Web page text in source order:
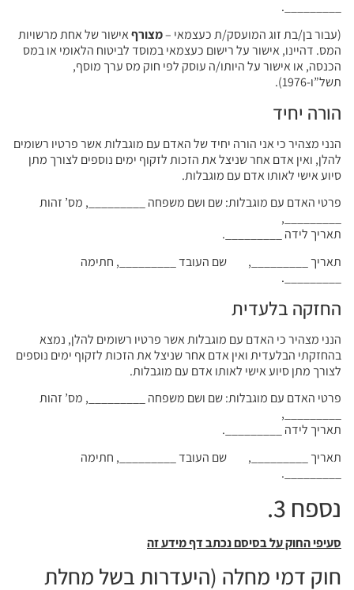
_________.
(עבור בן/בת זוג המועסק/ת כעצמאי –מצורףאישור של אחת מרשויות
המס. דהיינו, אישור על רישום כעצמאי במוסד לביטוח הלאומי או במס
הכנסה, או אישור על היותו/ה עוסק לפי חוק מס ערך מוסף,
תשל”ו-1976).
הורה יחיד
הנני מצהיר כי אני הורה יחיד של האדם עם מוגבלות אשר פרטיו רשומים
להלן, ואין אדם אחר שניצל את הזכות לזקוף ימים נוספים לצורך מתן
סיוע אישי לאותו אדם עם מוגבלות.
פרטי האדם עם מוגבלות: שם ושם משפחה _________, מס’ זהות
_________,
תאריך לידה _________.
תאריך _________, שם העובד _________, חתימה
_________.
החזקה בלעדית
הנני מצהיר כי האדם עם מוגבלות אשר פרטיו רשומים להלן, נמצא
בהחזקתי הבלעדית ואין אדם אחר שניצל את הזכות לזקוף ימים נוספים
לצורך מתן סיוע אישי לאותו אדם עם מוגבלות.
פרטי האדם עם מוגבלות: שם ושם משפחה _________, מס’ זהות
_________,
תאריך לידה _________.
תאריך _________, שם העובד _________, חתימה
_________.
נספח 3.
סעיפי החוק על בסיסם נכתב דף מידע זה
חוק דמי מחלה (היעדרות בשל מחלת